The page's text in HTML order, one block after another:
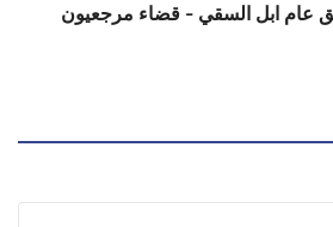
عام ابل السقي - قضاء مرجعيون